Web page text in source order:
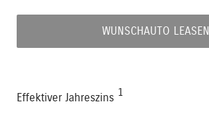
WUNSCHAUTO LEASEN
Effektiver Jahreszins 1